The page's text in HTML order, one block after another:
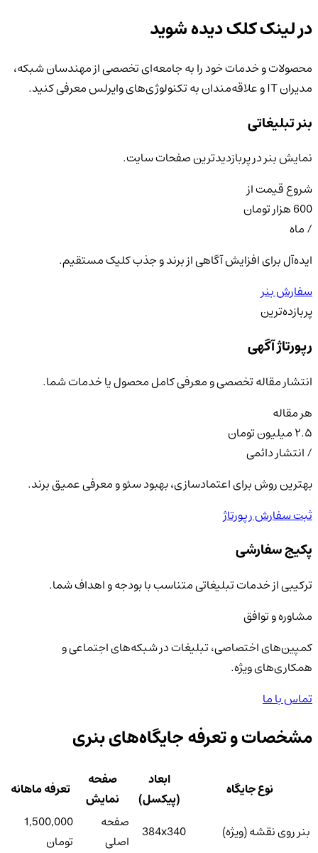
درلینک کلکدیده شوید
محصولات و خدمات خود را به جامعه‌ای تخصصی از مهندسان شبکه،
مدیران IT و علاقه‌مندان به تکنولوژی‌های وایرلس معرفی کنید.
بنر تبلیغاتی
نمایش بنر در پربازدیدترین صفحات سایت.
شروع قیمت از
600 هزار تومان
/ ماه
ایده‌آل برای افزایش آگاهی از برند و جذب کلیک مستقیم.
سفارش بنر
پربازده‌ترین
رپورتاژ آگهی
انتشار مقاله تخصصی و معرفی کامل محصول یا خدمات شما.
هر مقاله
۲.۵ میلیون تومان
/ انتشار دائمی
بهترین روش برای اعتمادسازی، بهبود سئو و معرفی عمیق برند.
ثبت سفارش رپورتاژ
پکیج سفارشی
ترکیبی از خدمات تبلیغاتی متناسب با بودجه و اهداف شما.
مشاوره و توافق
کمپین‌های اختصاصی، تبلیغات در شبکه‌های اجتماعی و
همکاری‌های ویژه.
تماس با ما
مشخصات و تعرفه جایگاه‌های بنری
نوع جایگاه
ابعاد
(پیکسل)
صفحه
نمایش
تعرفه ماهانه
بنر روی نقشه (ویژه) 384x340
صفحه
اصلی
1,500,000
تومان